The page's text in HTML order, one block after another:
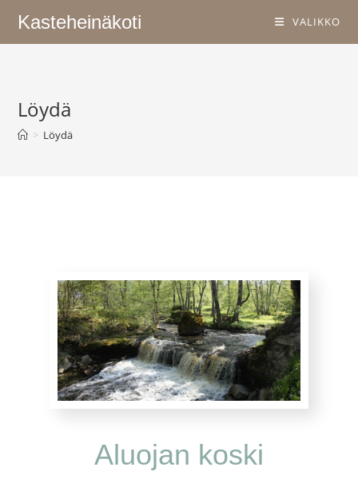
Kasteheinäkoti VALIKKO
Löydä
> Löydä
Aluojan koski